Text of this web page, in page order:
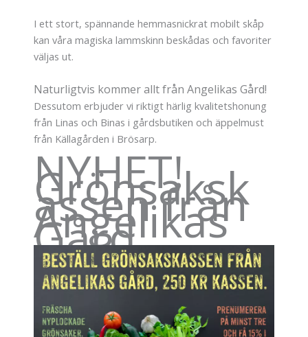
I ett stort, spännande hemmasnickrat mobilt skåp
kan våra magiska lammskinn beskådas och favoriter
väljas ut.
Naturligtvis kommer allt från Angelikas Gård!
Dessutom erbjuder vi riktigt härlig kvalitetshonung
från Linas och Binas i gårdsbutiken och äppelmust
från Källagården i Brösarp.
NYHET!
Grönsaksk
assen från
Angelikas
Gård.